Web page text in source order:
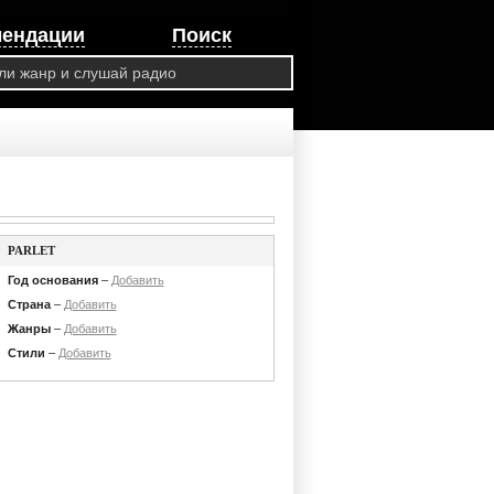
Поиск
PARLET
Год основания– Добавить
Страна– Добавить
Жанры– Добавить
Стили – Добавить